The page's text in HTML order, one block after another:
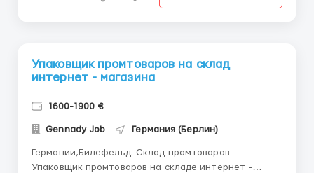
-Мужчины и женщины от 20 д...
Упаковщик промтоваров на склад
интернет - магазина
1600-1900 €
Gennady Job Германия (Берлин)
Германии,Билефельд. Склад промтоваров
Упаковщик промтоваров на складе интернет -